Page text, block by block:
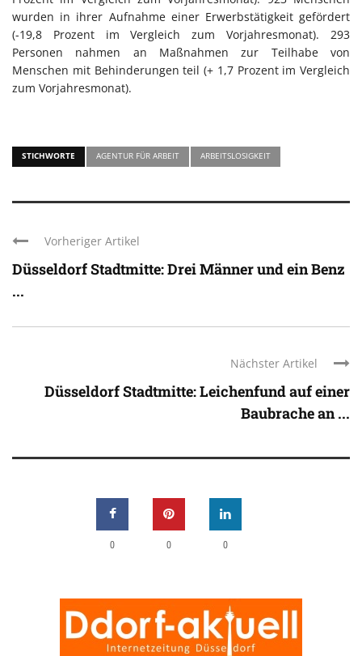
wurden in ihrer Aufnahme einer Erwerbstätigkeit gefördert
(-19,8 Prozent im Vergleich zum Vorjahresmonat). 293
Personen nahmen an Maßnahmen zur Teilhabe von
Menschen mit Behinderungen teil (+ 1,7 Prozent im Vergleich
zum Vorjahresmonat).
STICHWORTE AGENTUR FÜR ARBEIT ARBEITSLOSIGKEIT
Vorheriger Artikel
Düsseldorf Stadtmitte: Drei Männer und ein Benz
...
Nächster Artikel
Düsseldorf Stadtmitte: Leichenfund auf einer
Baubrache an ...
0 0 0